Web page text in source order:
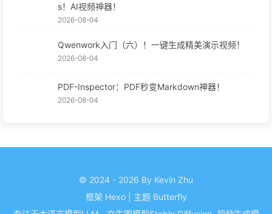
s！AI视频神器！
2026-08-04
Qwenwork入门（六）！一键生成精美演示视频！
2026-08-04
PDF-Inspector：PDF秒变Markdown神器！
2026-08-04
© 2024 - 2026 By Kevin Zhu
框架 Hexo 主题 Butterfly